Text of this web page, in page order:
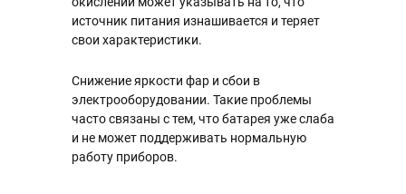
источник питания изнашивается и теряет
свои характеристики.
Снижение яркости фар и сбои в
электрооборудовании. Такие проблемы
часто связаны с тем, что батарея уже слаба
и не может поддерживать нормальную
работу приборов.